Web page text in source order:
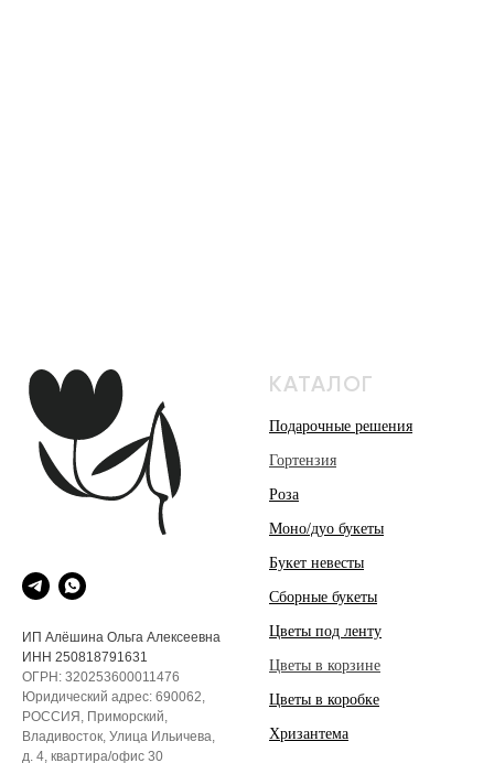
ИП Алёшина Ольга Алексеевна
ИНН 250818791631
ОГРН: 320253600011476
Юридический адрес: 690062,
РОССИЯ, Приморский,
Владивосток, Улица Ильичева,
д. 4, квартира/офис 30
КАТАЛОГ
Подарочные решения
Гортензия
Роза
Моно/дуо букеты
Букет невесты
Сборные букеты
Цветы под ленту
Цветы в корзине
Цветы в коробке
Хризантема